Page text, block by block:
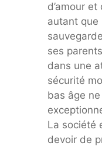
d’amour
autant que
ses
dans une
sécurité
bas âge
La société
devoir de